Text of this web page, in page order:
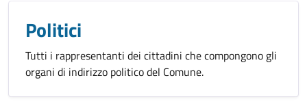
Politici
Tutti i rappresentanti dei cittadini che compongono gli
organi di indirizzo politico del Comune.